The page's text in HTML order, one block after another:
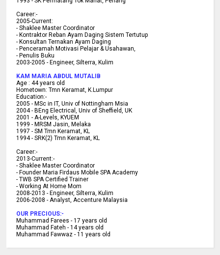
Career:-
2005-Current:
- Shaklee Master Coordinator
- Kontraktor Reban Ayam Daging Sistem Tertutup
- Konsultan Ternakan Ayam Daging
- Penceramah Motivasi Pelajar & Usahawan,
- Penulis Buku
2003-2005 - Engineer, Silterra, Kulim
KAM MARIA ABDUL MUTALIB
Age : 44 years old
Hometown: Tmn Keramat, K.Lumpur
Education:-
2005 - MSc in IT, Univ of Nottingham Msia
2004 - BEng Electrical, Univ of Sheffield, UK
2001 -A-Levels, KYUEM
1999 - MRSM Jasin, Melaka
1997 -SM Tmn Keramat, KL
1994 -SRK(2) Tmn Keramat, KL
Career:-
2013-Current:-
- Shaklee Master Coordinator
- Founder Maria Firdaus Mobile SPA Academy
- TWB SPA Certified Trainer
- Working At Home Mom
2008-2013 - Engineer, Silterra, Kulim
2006-2008 - Analyst, Accenture Malaysia
OUR PRECIOUS:-
Muhammad Farees - 17 years old
Muhammad Fateh - 14 years old
Muhammad Fawwaz - 11 years old